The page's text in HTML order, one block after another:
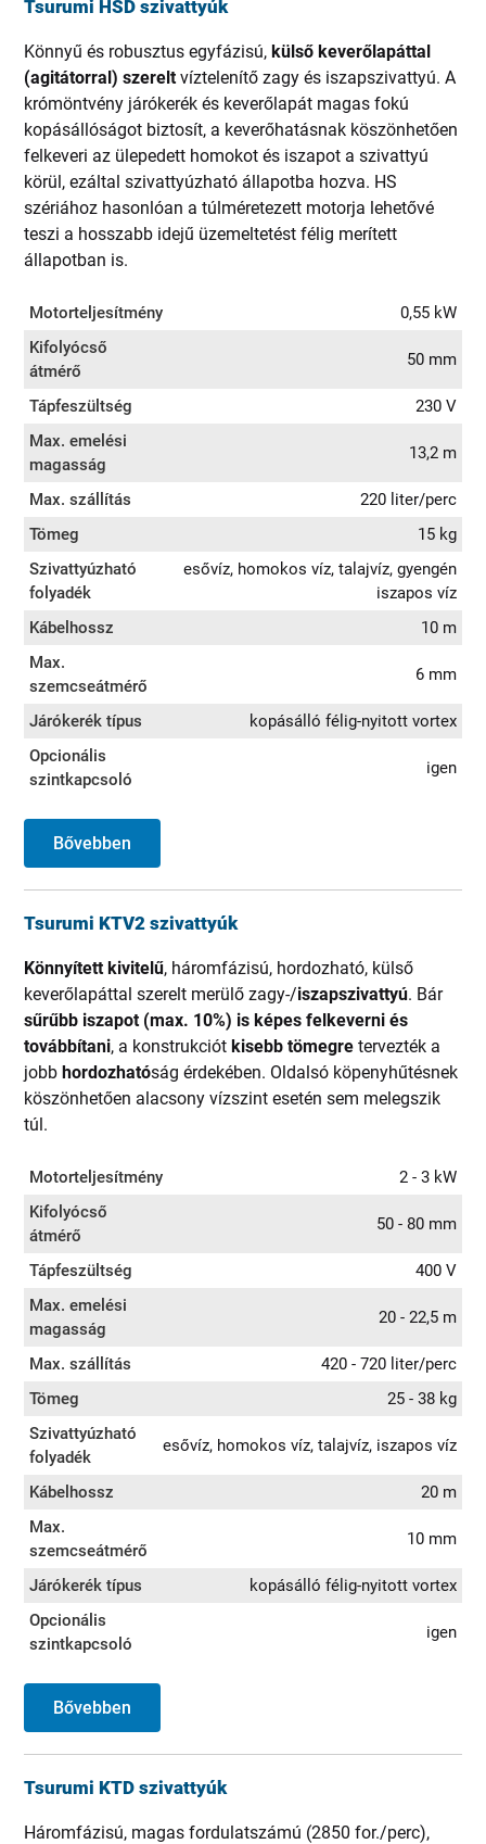
Tsurumi HSD szivattyúk
Könnyű és robusztus egyfázisú,külső keverőlapáttal
(agitátorral) szerelt víztelenítő zagy és iszapszivattyú. A
krómöntvény járókerék és keverőlapát magas fokú
kopásállóságot biztosít, a keverőhatásnak köszönhetően
felkeveri az ülepedett homokot és iszapot a szivattyú
körül, ezáltal szivattyúzható állapotba hozva. HS
szériához hasonlóan a túlméretezett motorja lehetővé
teszi a hosszabb idejű üzemeltetést félig merített
állapotban is.
Motorteljesítmény
0,55 kW
Kifolyócső
átmérő
50 mm
Tápfeszültség
230 V
Max. emelési
magasság
13,2 m
Max. szállítás
220 liter/perc
Tömeg
15 kg
Szivattyúzható
folyadék
esővíz, homokos víz, talajvíz, gyengén
iszapos víz
Kábelhossz
10 m
Max.
szemcseátmérő
6 mm
Járókerék típus
kopásálló félig-nyitott vortex
Opcionális
szintkapcsoló
igen
Bővebben
Tsurumi KTV2 szivattyúk
Könnyített kivitelű, háromfázisú, hordozható, külső
keverőlapáttal szerelt merülő zagy-/iszapszivattyú. Bár
sűrűbb iszapot (max. 10%) is képes felkeverni és
továbbítani, a konstrukciótkisebb tömegre tervezték a
jobbhordozhatóság érdekében. Oldalsó köpenyhűtésnek
köszönhetően alacsony vízszint esetén sem melegszik
túl.
Motorteljesítmény
2 - 3 kW
Kifolyócső
átmérő
50 - 80 mm
Tápfeszültség
400 V
Max. emelési
magasság
20 - 22,5 m
Max. szállítás
420 - 720 liter/perc
Tömeg
25 - 38 kg
Szivattyúzható
folyadék
esővíz, homokos víz, talajvíz, iszapos víz
Kábelhossz
20 m
Max.
szemcseátmérő
10 mm
Járókerék típus
kopásálló félig-nyitott vortex
Opcionális
szintkapcsoló
igen
Bővebben
Tsurumi KTD szivattyúk
Háromfázisú, magas fordulatszámú (2850 for./perc),